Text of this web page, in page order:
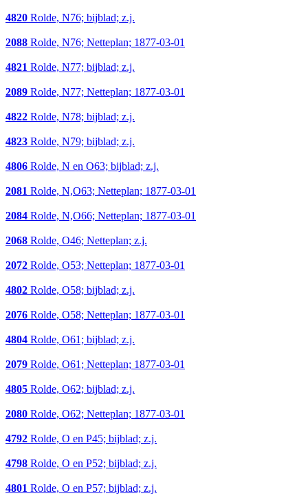
4820 Rolde, N76; bijblad; z.j.
2088 Rolde, N76; Netteplan; 1877-03-01
4821 Rolde, N77; bijblad; z.j.
2089 Rolde, N77; Netteplan; 1877-03-01
4822 Rolde, N78; bijblad; z.j.
4823 Rolde, N79; bijblad; z.j.
4806 Rolde, N en O63; bijblad; z.j.
2081 Rolde, N,O63; Netteplan; 1877-03-01
2084 Rolde, N,O66; Netteplan; 1877-03-01
2068 Rolde, O46; Netteplan; z.j.
2072 Rolde, O53; Netteplan; 1877-03-01
4802 Rolde, O58; bijblad; z.j.
2076 Rolde, O58; Netteplan; 1877-03-01
4804 Rolde, O61; bijblad; z.j.
2079 Rolde, O61; Netteplan; 1877-03-01
4805 Rolde, O62; bijblad; z.j.
2080 Rolde, O62; Netteplan; 1877-03-01
4792 Rolde, O en P45; bijblad; z.j.
4798 Rolde, O en P52; bijblad; z.j.
4801 Rolde, O en P57; bijblad; z.j.